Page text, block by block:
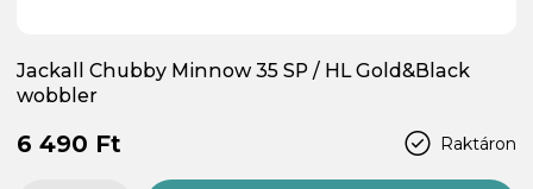
Jackall Chubby Minnow 35 SP / HL Gold&Black
wobbler
Raktáron
6 490 Ft